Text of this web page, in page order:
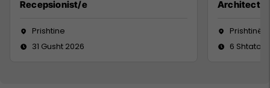
Recepsionist/e
Prishtine
31 Gusht 2026
Architect
Prishtinë
6 Shtator